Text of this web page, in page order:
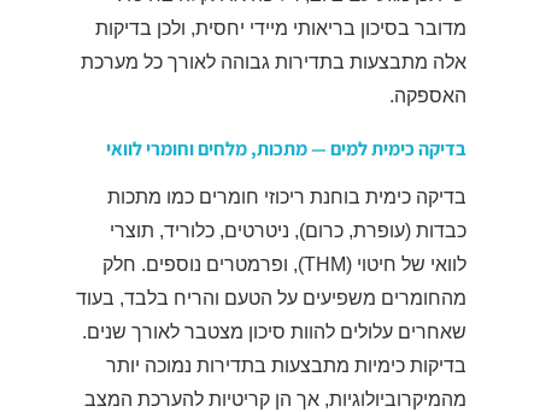
מדובר בסיכון בריאותי מיידי יחסית, ולכן בדיקות
אלה מתבצעות בתדירות גבוהה לאורך כל מערכת
האספקה.
בדיקה כימית למים — מתכות, מלחים וחומרי לוואי
בדיקה כימית בוחנת ריכוזי חומרים כמו מתכות
כבדות (עופרת, כרום), ניטרטים, כלוריד, תוצרי
לוואי של חיטוי (THM), ופרמטרים נוספים. חלק
מהחומרים משפיעים על הטעם והריח בלבד, בעוד
שאחרים עלולים להוות סיכון מצטבר לאורך שנים.
בדיקות כימיות מתבצעות בתדירות נמוכה יותר
מהמיקרוביולוגיות, אך הן קריטיות להערכת המצב